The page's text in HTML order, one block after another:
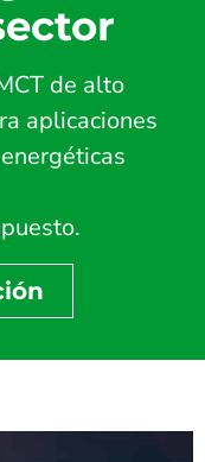
de alto
aplicaciones